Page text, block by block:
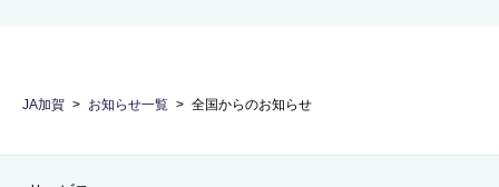
JA加賀 お知らせ一覧 全国からのお知らせ